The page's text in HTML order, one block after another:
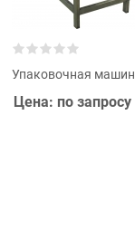
Упаковочная
Цена: по запросу